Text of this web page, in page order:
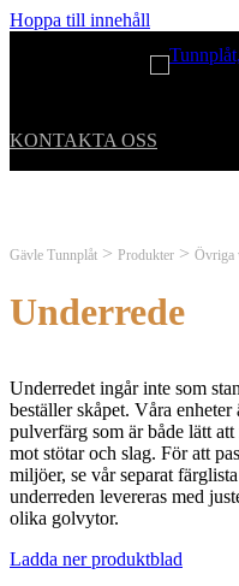
Hoppa till innehåll
KONTAKTA OSS
Gävle Tunnplåt > Produkter > Övriga
Underrede
Underredet ingår inte som
beställer skåpet. Våra
pulverfärg som är både lätt
mot stötar och slag. För att
miljöer, se vår separat
underreden levereras med
olika golvytor.
Ladda ner produktblad